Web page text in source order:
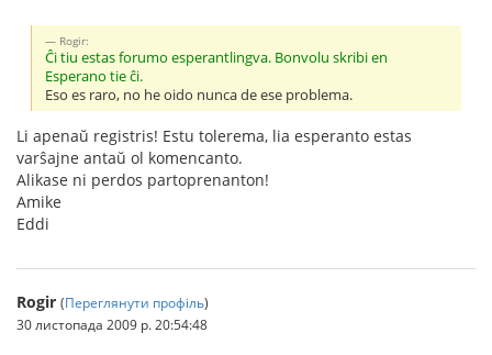
Rogir:
Ĉi tiu estas forumo esperantlingva. Bonvolu skribi en
Esperano tie ĉi.
Eso es raro, no he oido nunca de ese problema.
Li apenaŭ registris! Estu tolerema, lia esperanto estas
varŝajne antaŭ ol komencanto.
Alikase ni perdos partoprenanton!
Amike
Eddi
Rogir (Переглянути профіль)
30 листопада 2009 р. 20:54:48